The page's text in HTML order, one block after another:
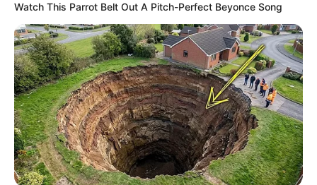
Watch This Parrot Belt Out A Pitch-Perfect Beyonce Song